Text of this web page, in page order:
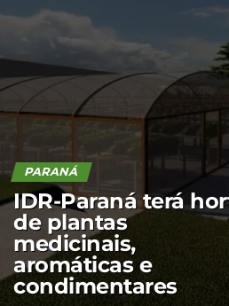
PARANÁ
IDR-Paraná terá
de plantas
medicinais,
aromáticas e
condimentares